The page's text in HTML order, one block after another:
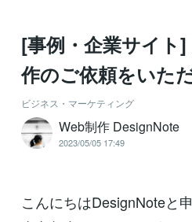
[事例・企業サイト
作のご依頼をいた
ビジネス・マーケティング
Web制作 DesignNote
2023/05/05 17:49
こんにちはDesignNoteと申